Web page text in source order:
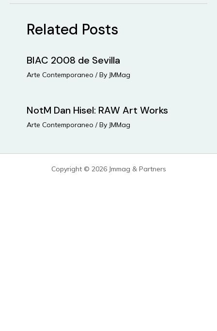
entradas
Related Posts
BIAC 2008 de Sevilla
Arte Contemporaneo / By JMMag
NotM Dan Hisel: RAW Art Works
Arte Contemporaneo / By JMMag
Copyright © 2026 Jmmag & Partners